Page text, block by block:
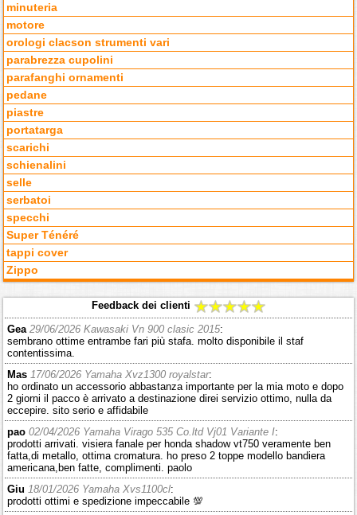
minuteria
motore
orologi clacson strumenti vari
parabrezza cupolini
parafanghi ornamenti
pedane
piastre
portatarga
scarichi
schienalini
selle
serbatoi
specchi
Super Ténéré
tappi cover
Zippo
Feedback dei clienti
Gea 29/06/2026 Kawasaki Vn 900 clasic 2015:
sembrano ottime entrambe fari più stafa. molto disponibile il staf
contentissima.
Mas 17/06/2026 Yamaha Xvz1300 royalstar:
ho ordinato un accessorio abbastanza importante per la mia moto e dopo
2 giorni il pacco è arrivato a destinazione direi servizio ottimo, nulla da
eccepire. sito serio e affidabile
pao 02/04/2026 Yamaha Virago 535 Co.ltd Vj01 Variante I:
prodotti arrivati. visiera fanale per honda shadow vt750 veramente ben
fatta,di metallo, ottima cromatura. ho preso 2 toppe modello bandiera
americana,ben fatte, complimenti. paolo
Giu 18/01/2026 Yamaha Xvs1100cl:
prodotti ottimi e spedizione impeccabile 💯